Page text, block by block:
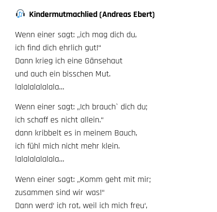
Kindermutmachlied (Andreas Ebert)
Wenn einer sagt: „ich mag dich du,
ich find dich ehrlich gut!“
Dann krieg ich eine Gänsehaut
und auch ein bisschen Mut.
lalalalalalala…
Wenn einer sagt: „Ich brauch` dich du;
ich schaff es nicht allein.“
dann kribbelt es in meinem Bauch,
ich fühl mich nicht mehr klein.
lalalalalalala…
Wenn einer sagt: „Komm geht mit mir;
zusammen sind wir was!“
Dann werd‘ ich rot, weil ich mich freu‘,